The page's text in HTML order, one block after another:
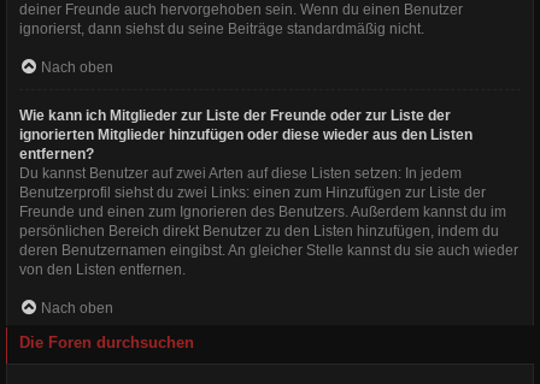
deiner Freunde auch hervorgehoben sein. Wenn du einen Benutzer
ignorierst, dann siehst du seine Beiträge standardmäßig nicht.
Nach oben
Wie kann ich Mitglieder zur Liste der Freunde oder zur Liste der
ignorierten Mitglieder hinzufügen oder diese wieder aus den Listen
entfernen?
Du kannst Benutzer auf zwei Arten auf diese Listen setzen: In jedem
Benutzerprofil siehst du zwei Links: einen zum Hinzufügen zur Liste der
Freunde und einen zum Ignorieren des Benutzers. Außerdem kannst du im
persönlichen Bereich direkt Benutzer zu den Listen hinzufügen, indem du
deren Benutzernamen eingibst. An gleicher Stelle kannst du sie auch wieder
von den Listen entfernen.
Nach oben
Die Foren durchsuchen